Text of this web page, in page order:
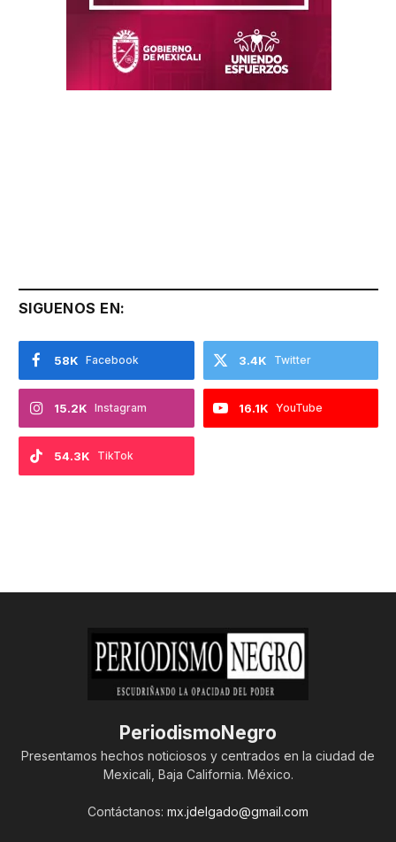
SIGUENOS EN:
Facebook
58K Twitter
3.4K
Instagram
15.2K YouTube
16.1K
TikTok
54.3K
PeriodismoNegro
Presentamos hechos noticiosos y centrados en la ciudad de
Mexicali, Baja California. México.
Contáctanos: mx.jdelgado@gmail.com